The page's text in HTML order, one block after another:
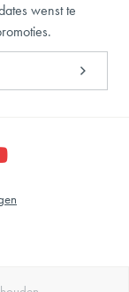
wenst te